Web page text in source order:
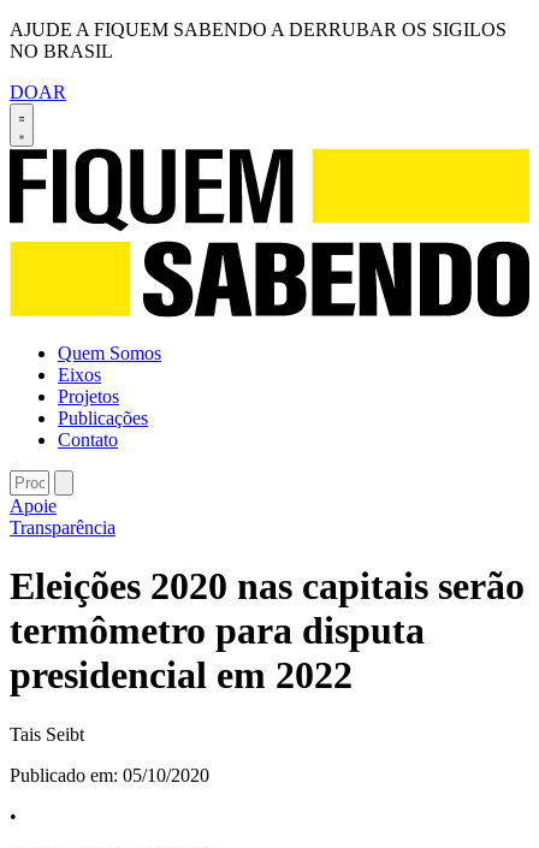
AJUDE A FIQUEM SABENDO A DERRUBAR OS SIGILOS
NO BRASIL
DOAR
Quem Somos
Eixos
Projetos
Publicações
Contato
Apoie
Transparência
Eleições 2020 nas capitais serão
termômetro para disputa
presidencial em 2022
Tais Seibt
Publicado em: 05/10/2020
•